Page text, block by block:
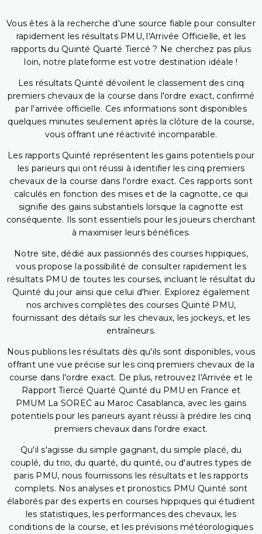
Vous êtes à la recherche d'une source fiable pour consulter
rapidement les résultats PMU, l'Arrivée Officielle, et les
rapports du Quinté Quarté Tiercé ? Ne cherchez pas plus
loin, notre plateforme est votre destination idéale !
Les résultats Quinté dévoilent le classement des cinq
premiers chevaux de la course dans l'ordre exact, confirmé
par l'arrivée officielle. Ces informations sont disponibles
quelques minutes seulement après la clôture de la course,
vous offrant une réactivité incomparable.
Les rapports Quinté représentent les gains potentiels pour
les parieurs qui ont réussi à identifier les cinq premiers
chevaux de la course dans l'ordre exact. Ces rapports sont
calculés en fonction des mises et de la cagnotte, ce qui
signifie des gains substantiels lorsque la cagnotte est
conséquente. Ils sont essentiels pour les joueurs cherchant
à maximiser leurs bénéfices.
Notre site, dédié aux passionnés des courses hippiques,
vous propose la possibilité de consulter rapidement les
résultats PMU de toutes les courses, incluant le résultat du
Quinté du jour ainsi que celui d'hier. Explorez également
nos archives complètes des courses Quinté PMU,
fournissant des détails sur les chevaux, les jockeys, et les
entraîneurs.
Nous publions les résultats dès qu'ils sont disponibles, vous
offrant une vue précise sur les cinq premiers chevaux de la
course dans l'ordre exact. De plus, retrouvez l'Arrivée et le
Rapport Tiercé Quarté Quinté du PMU en France et
PMUM La SOREC au Maroc Casablanca, avec les gains
potentiels pour les parieurs ayant réussi à prédire les cinq
premiers chevaux dans l'ordre exact.
Qu'il s'agisse du simple gagnant, du simple placé, du
couplé, du trio, du quarté, du quinté, ou d'autres types de
paris PMU, nous fournissons les résultats et les rapports
complets. Nos analyses et pronostics PMU Quinté sont
élaborés par des experts en courses hippiques qui étudient
les statistiques, les performances des chevaux, les
conditions de la course, et les prévisions météorologiques